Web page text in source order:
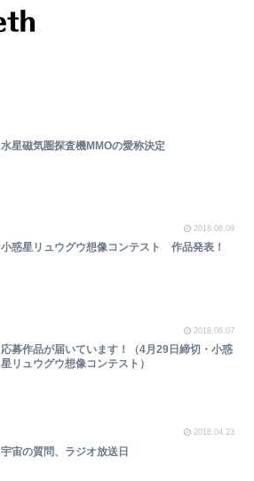
水星磁気圏探査機MMOの愛称決定
2018.06.09
小惑星リュウグウ想像コンテスト 作品発表！
2018.06.07
応募作品が届いています！（4月29日締切・小惑
星リュウグウ想像コンテスト）
2018.04.23
宇宙の質問、ラジオ放送日